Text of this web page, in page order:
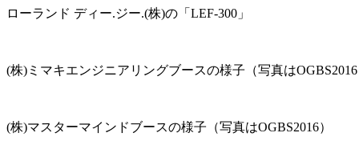
ローランド ディー.ジー.(株)の「LEF-300」
(株)ミマキエンジニアリングブースの様子（写真は
(株)マスターマインドブースの様子（写真はOGBS2016）